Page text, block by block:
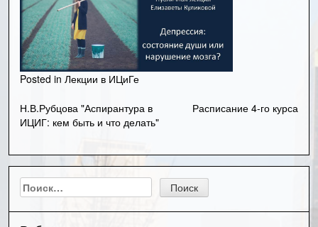
Posted in Лекции в ИЦиГе
Навигация
по
записям
Н.В.Рубцова "Аспирантура в
ИЦИГ: кем быть и что делать"
Расписание 4-го курса
Найти: